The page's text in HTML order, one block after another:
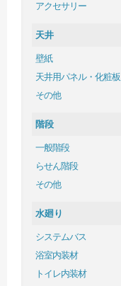
アクセサリー
天井
壁紙
天井用パネル・化粧板
その他
階段
一般階段
らせん階段
その他
水廻り
システムバス
浴室内装材
トイレ内装材